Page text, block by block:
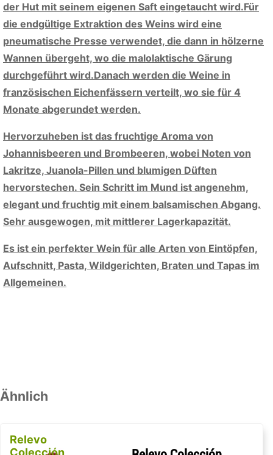
der Hut mit seinem eigenen Saft eingetaucht wird.Für
die endgültige Extraktion des Weins wird eine
pneumatische Presse verwendet, die dann in hölzerne
Wannen übergeht, wo die malolaktische Gärung
durchgeführt wird.Danach werden die Weine in
französischen Eichenfässern verteilt, wo sie für 4
Monate abgerundet werden.
Hervorzuheben ist das fruchtige Aroma von
Johannisbeeren und Brombeeren, wobei Noten von
Lakritze, Juanola-Pillen und blumigen Düften
hervorstechen. Sein Schritt im Mund ist angenehm,
elegant und fruchtig mit einem balsamischen Abgang.
Sehr ausgewogen, mit mittlerer Lagerkapazität.
Es ist ein perfekter Wein für alle Arten von Eintöpfen,
Aufschnitt, Pasta, Wildgerichten, Braten und Tapas im
Allgemeinen.
Ähnlich
Relevo
Colección